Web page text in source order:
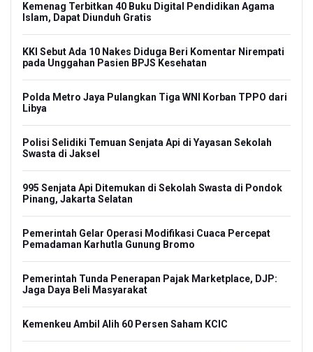
Kemenag Terbitkan 40 Buku Digital Pendidikan Agama
Islam, Dapat Diunduh Gratis
KKI Sebut Ada 10 Nakes Diduga Beri Komentar Nirempati
pada Unggahan Pasien BPJS Kesehatan
Polda Metro Jaya Pulangkan Tiga WNI Korban TPPO dari
Libya
Polisi Selidiki Temuan Senjata Api di Yayasan Sekolah
Swasta di Jaksel
995 Senjata Api Ditemukan di Sekolah Swasta di Pondok
Pinang, Jakarta Selatan
Pemerintah Gelar Operasi Modifikasi Cuaca Percepat
Pemadaman Karhutla Gunung Bromo
Pemerintah Tunda Penerapan Pajak Marketplace, DJP:
Jaga Daya Beli Masyarakat
Kemenkeu Ambil Alih 60 Persen Saham KCIC